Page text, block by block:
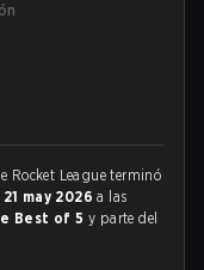
Rocket League terminó
21 may 2026a las
Best of 5y parte del